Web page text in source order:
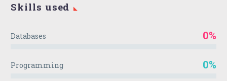
Skills used
Databases 0%
Programming 0%